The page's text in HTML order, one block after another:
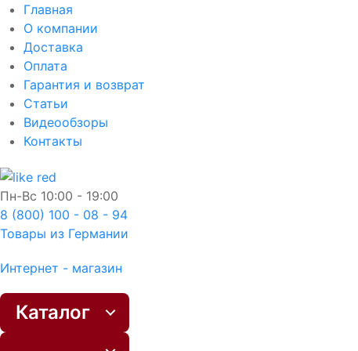
Главная
О компании
Доставка
Оплата
Гарантия и возврат
Статьи
Видеообзоры
Контакты
Пн-Вс 10:00 - 19:00
8 (800) 100 - 08 - 94
Товары из Германии
Интернет - магазин
Каталог